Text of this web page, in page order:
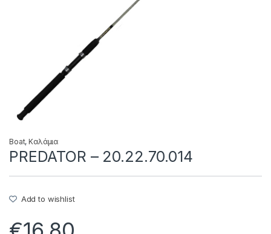
Boat,Καλάμια
PREDATOR – 20.22.70.014
Add to wishlist